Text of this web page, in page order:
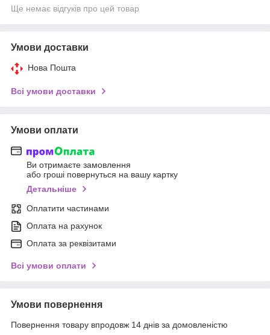
Ще немає відгуків про цей товар
Умови доставки
Нова Пошта
Всі умови доставки
Умови оплати
Ви отримаєте замовлення
або гроші повернуться на вашу картку
Детальніше
Оплатити частинами
Оплата на рахунок
Оплата за реквізитами
Всі умови оплати
Умови повернення
Повернення товару впродовж 14 днів за домовленістю